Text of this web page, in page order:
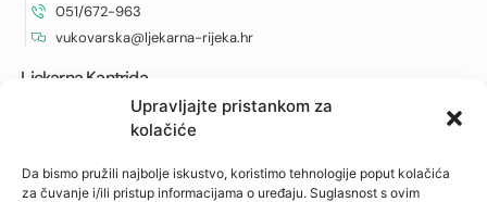
Upravljajte pristankom za
kolačiće
Da bismo pružili najbolje iskustvo, koristimo tehnologije poput kolačića
za čuvanje i/ili pristup informacijama o uređaju. Suglasnost s ovim
051/672-963
vukovarska@ljekarna-rijeka.hr
Ljekarna Kantrida
051/262-594